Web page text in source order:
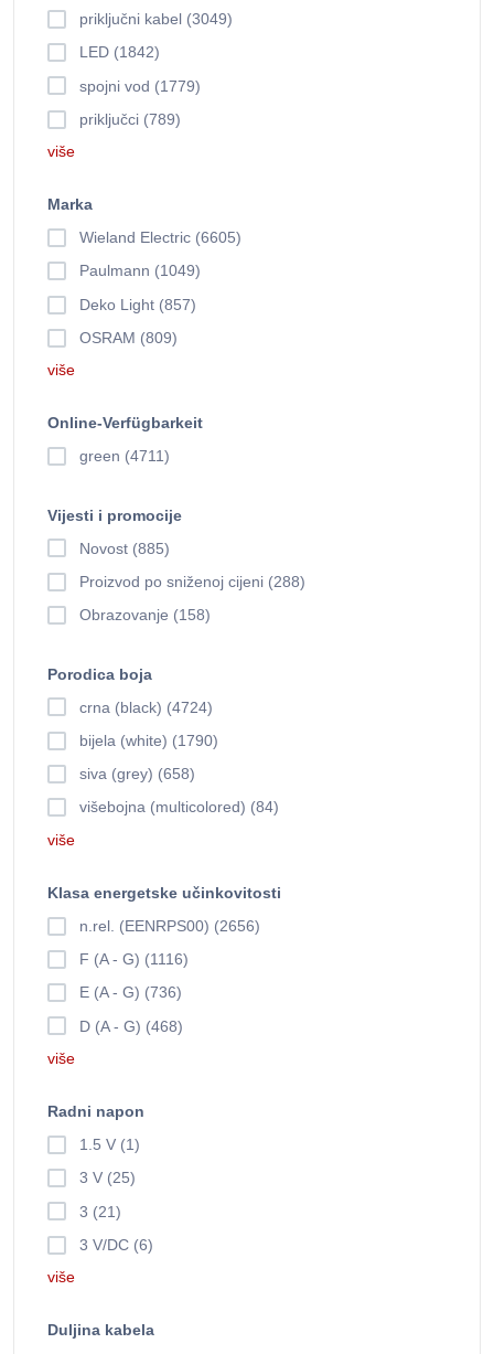
priključni kabel (3049)
LED (1842)
spojni vod (1779)
priključci (789)
više
Marka
Wieland Electric (6605)
Paulmann (1049)
Deko Light (857)
OSRAM (809)
više
Online-Verfügbarkeit
green (4711)
Vijesti i promocije
Novost (885)
Proizvod po sniženoj cijeni (288)
Obrazovanje (158)
Porodica boja
crna (black) (4724)
bijela (white) (1790)
siva (grey) (658)
višebojna (multicolored) (84)
više
Klasa energetske učinkovitosti
n.rel. (EENRPS00) (2656)
F (A - G) (1116)
E (A - G) (736)
D (A - G) (468)
više
Radni napon
1.5 V (1)
3 V (25)
3 (21)
3 V/DC (6)
više
Duljina kabela